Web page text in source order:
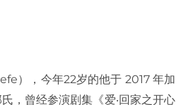
），今年22岁的他于 2017 年加
，曾经参演剧集《爱‧回家之开心